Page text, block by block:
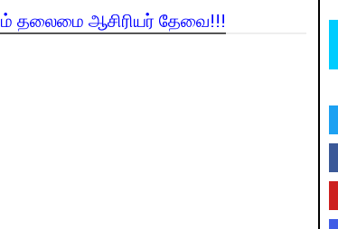
தலைமை ஆசிரியர் தேவை!!!